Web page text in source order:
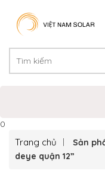
0
Trang chủ
Sản
deye quận 12”